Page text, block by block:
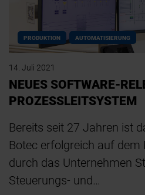
PRODUKTION AUTOMATISIERUNG
14. Juli 2021
NEUES SOFTWARE-
PROZESSLEITSYSTEM
Bereits seit 27 Jahren ist
Botec erfolgreich auf
durch das Unternehmen
Steuerungs- und…